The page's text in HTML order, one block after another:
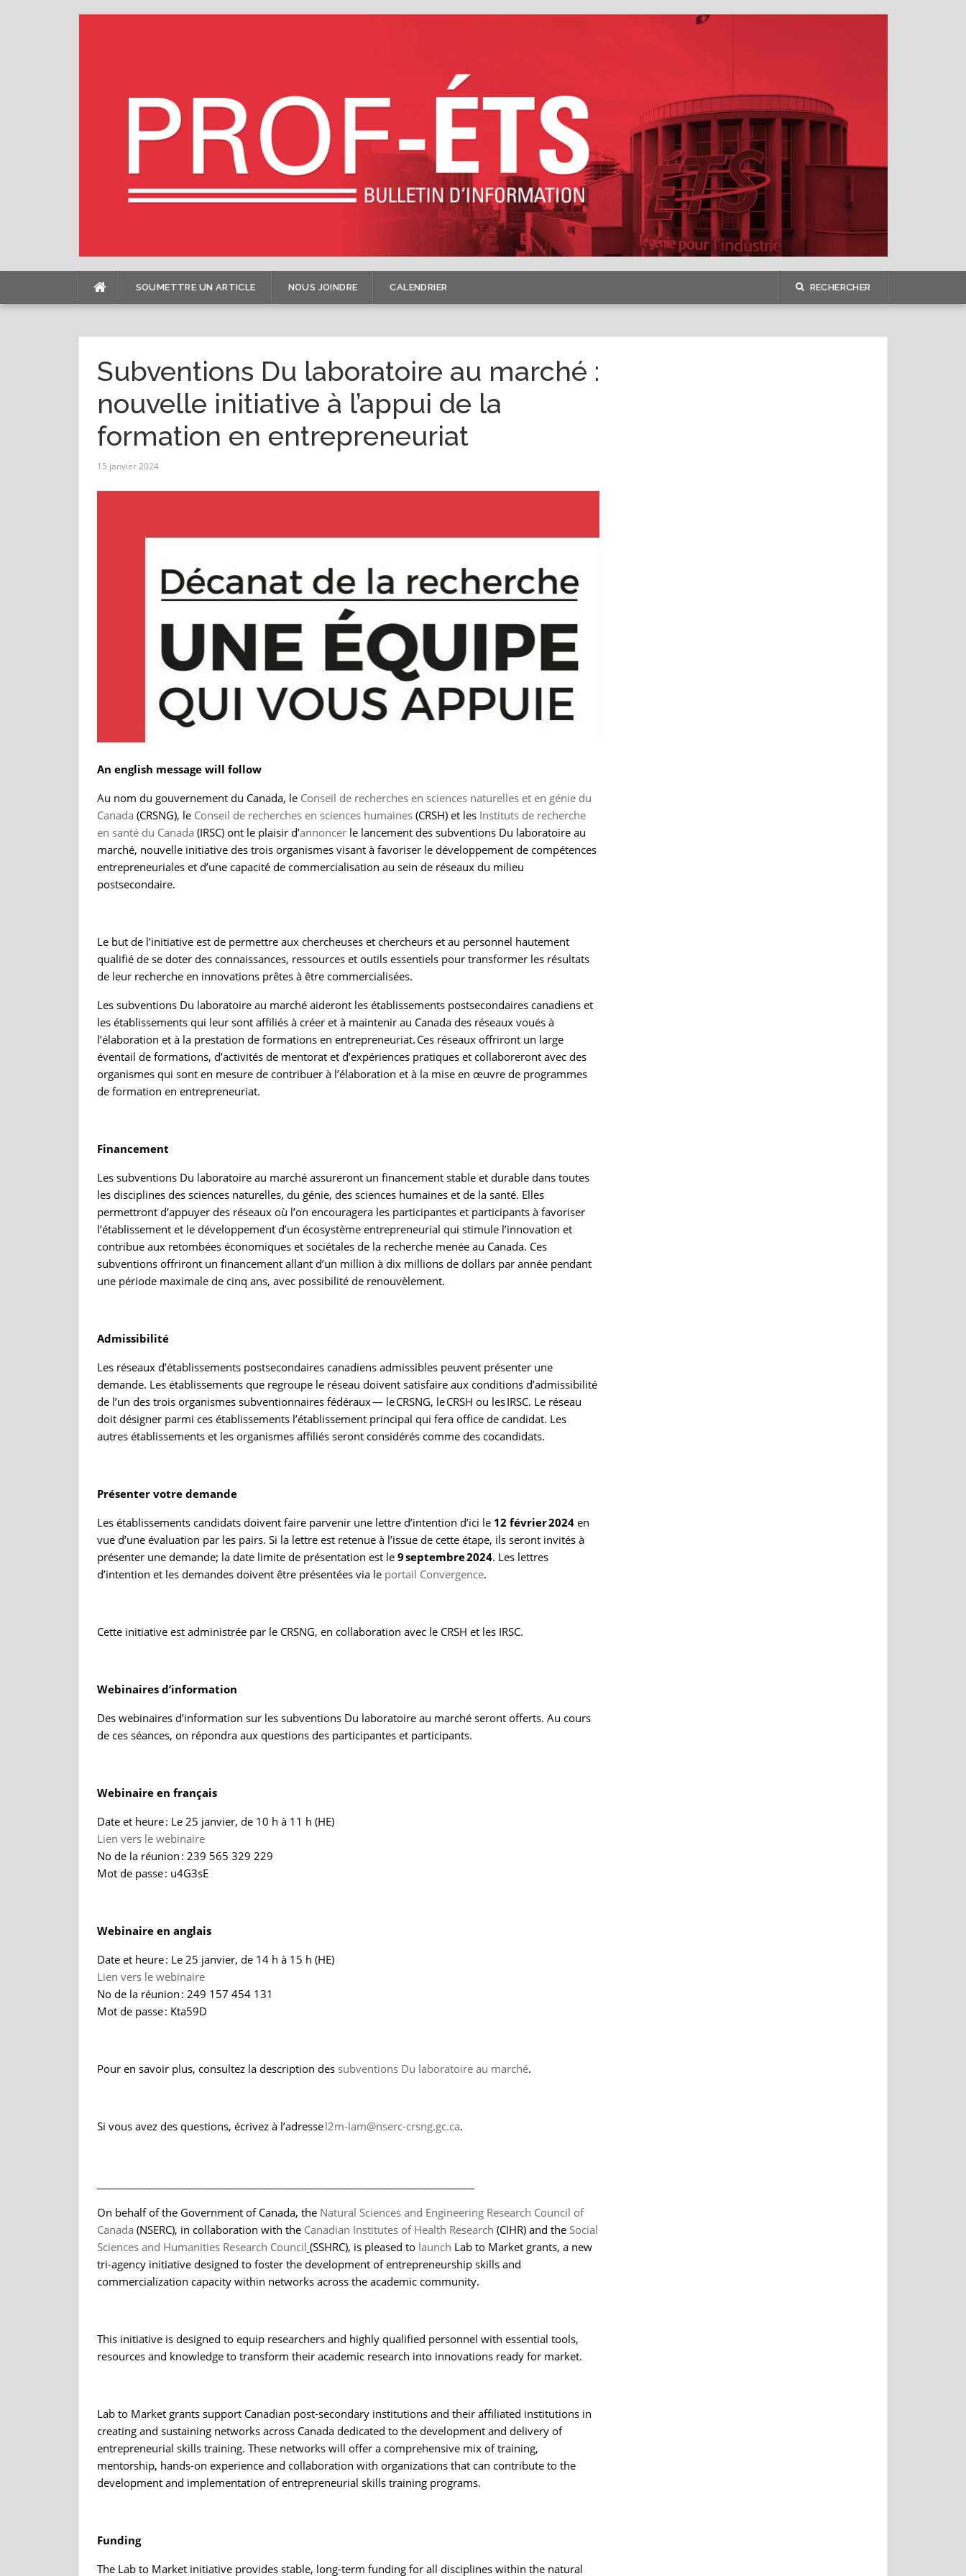
SOUMETTRE UN ARTICLE NOUS JOINDRE CALENDRIER RECHERCHER
Subventions Du laboratoire au marché :
nouvelle initiative à l’appui de la
formation en entrepreneuriat
15 janvier 2024
An english message will follow
Au nom du gouvernement du Canada, le Conseil de recherches en sciences naturelles et en génie du
Canada (CRSNG), le Conseil de recherches en sciences humaines(CRSH) et les Instituts de recherche
en santé du Canada (IRSC) ont le plaisir d’annoncerle lancement des subventions Du laboratoire au
marché, nouvelle initiative des trois organismes visant à favoriser le développement de compétences
entrepreneuriales et d’une capacité de commercialisation au sein de réseaux du milieu
postsecondaire.
Le but de l’initiative est de permettre aux chercheuses et chercheurs et au personnel hautement
qualifié de se doter des connaissances, ressources et outils essentiels pour transformer les résultats
de leur recherche en innovations prêtes à être commercialisées.
Les subventions Du laboratoire au marché aideront les établissements postsecondaires canadiens et
les établissements qui leur sont affiliés à créer et à maintenir au Canada des réseaux voués à
l’élaboration et à la prestation de formations en entrepreneuriat. Ces réseaux offriront un large
éventail de formations, d’activités de mentorat et d’expériences pratiques et collaboreront avec des
organismes qui sont en mesure de contribuer à l’élaboration et à la mise en œuvre de programmes
de formation en entrepreneuriat.
Financement
Les subventions Du laboratoire au marché assureront un financement stable et durable dans toutes
les disciplines des sciences naturelles, du génie, des sciences humaines et de la santé. Elles
permettront d’appuyer des réseaux où l’on encouragera les participantes et participants à favoriser
l’établissement et le développement d’un écosystème entrepreneurial qui stimule l’innovation et
contribue aux retombées économiques et sociétales de la recherche menée au Canada. Ces
subventions offriront un financement allant d’un million à dix millions de dollars par année pendant
une période maximale de cinq ans, avec possibilité de renouvèlement.
Admissibilité
Les réseaux d’établissements postsecondaires canadiens admissibles peuvent présenter une
demande. Les établissements que regroupe le réseau doivent satisfaire aux conditions d’admissibilité
de l’un des trois organismes subventionnaires fédéraux — le CRSNG, le CRSH ou les IRSC. Le réseau
doit désigner parmi ces établissements l’établissement principal qui fera office de candidat. Les
autres établissements et les organismes affiliés seront considérés comme des cocandidats.
Présenter votre demande
Les établissements candidats doivent faire parvenir une lettre d’intention d’ici le 12 février 2024en
vue d’une évaluation par les pairs. Si la lettre est retenue à l’issue de cette étape, ils seront invités à
présenter une demande; la date limite de présentation est le 9 septembre 2024. Les lettres
d’intention et les demandes doivent être présentées via le portail Convergence.
Cette initiative est administrée par le CRSNG, en collaboration avec le CRSH et les IRSC.
Webinaires d’information
Des webinaires d’information sur les subventions Du laboratoire au marché seront offerts. Au cours
de ces séances, on répondra aux questions des participantes et participants.
Webinaire en français
Date et heure : Le 25 janvier, de 10 h à 11 h (HE)
Lien vers le webinaire
No de la réunion : 239 565 329 229
Mot de passe : u4G3sE
Webinaire en anglais
Date et heure : Le 25 janvier, de 14 h à 15 h (HE)
Lien vers le webinaire
No de la réunion : 249 157 454 131
Mot de passe : Kta59D
Pour en savoir plus, consultez la description des subventions Du laboratoire au marché.
Si vous avez des questions, écrivez à l’adressel2m-lam@nserc-crsng.gc.ca.
On behalf of the Government of Canada, the Natural Sciences and Engineering Research Council of
Canada (NSERC), in collaboration with the Canadian Institutes of Health Research (CIHR) and the Social
Sciences and Humanities Research Council (SSHRC), is pleased to launch Lab to Market grants, a new
tri-agency initiative designed to foster the development of entrepreneurship skills and
commercialization capacity within networks across the academic community.
This initiative is designed to equip researchers and highly qualified personnel with essential tools,
resources and knowledge to transform their academic research into innovations ready for market.
Lab to Market grants support Canadian post-secondary institutions and their affiliated institutions in
creating and sustaining networks across Canada dedicated to the development and delivery of
entrepreneurial skills training. These networks will offer a comprehensive mix of training,
mentorship, hands-on experience and collaboration with organizations that can contribute to the
development and implementation of entrepreneurial skills training programs.
Funding
The Lab to Market initiative provides stable, long-term funding for all disciplines within the natural